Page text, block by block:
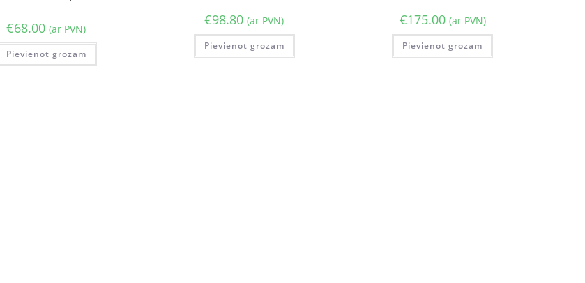
€68.00 (ar PVN)
Pievienot grozam
€98.80 (ar PVN)
Pievienot grozam
€175.00 (ar PVN)
Pievienot grozam